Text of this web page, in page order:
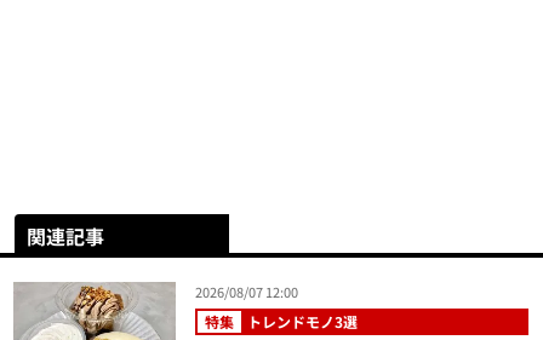
関連記事
2026/08/07 12:00
特集 トレンドモノ3選